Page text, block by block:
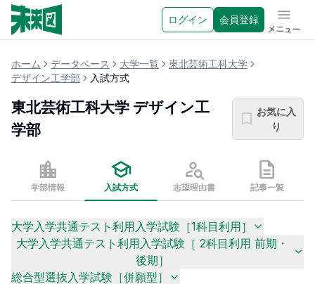
ログイン 会員登録 メニュ
ホーム データベース 大学一覧
東北芸術工科大学
デザイン工学部
入試方式
東北芸術工科大学 デザイン工
学部
お気に入
り
学部情報 入試方式 志望理由書 記事一覧
大学入学共通テスト利用入学試験［1科目利用］
大学入学共通テスト利用入学試験［ 2科目利用 前期・
後期］
総合型選抜入学試験［併願型］